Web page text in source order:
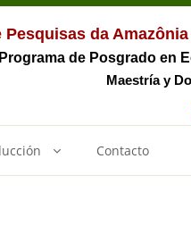
da Amazônia
Programa de Posgrado en
Maestría y
Contacto